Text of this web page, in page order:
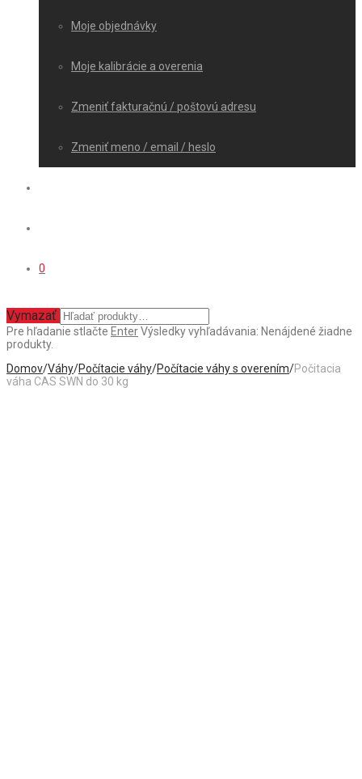
Moje objednávky
Moje kalibrácie a overenia
Zmeniť fakturačnú / poštovú adresu
Zmeniť meno / email / heslo
0
Vymazať
Pre hľadanie stlačte EnterVýsledky vyhľadávania: Nenájdené žiadne
produkty.
Domov/Váhy/Počítacie váhy/Počítacie váhy s overením/Počitacia
váha CAS SWN do 30 kg